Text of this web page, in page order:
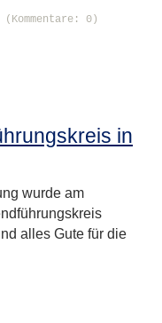
0)
in
wurde am
alles Gute für die